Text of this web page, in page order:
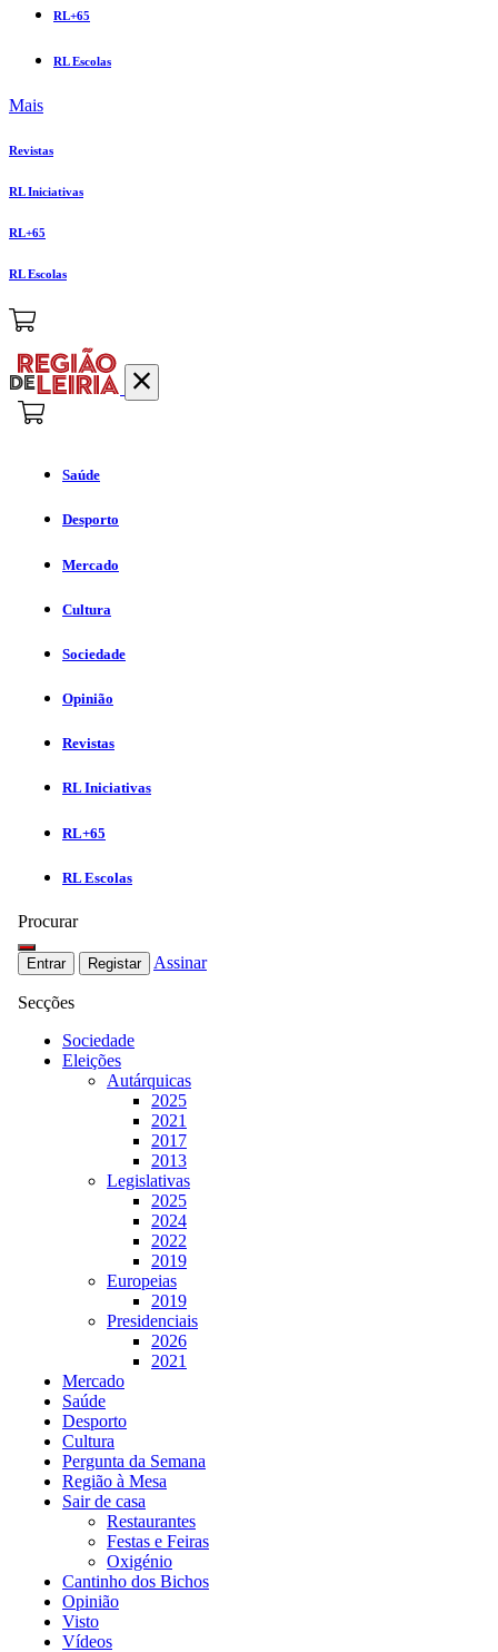
RL+65
RL Escolas
Mais
Revistas
RL Iniciativas
RL+65
RL Escolas
Saúde
Desporto
Mercado
Cultura
Sociedade
Opinião
Revistas
RL Iniciativas
RL+65
RL Escolas
Procurar
Entrar Registar Assinar
Secções
Sociedade
Eleições
Autárquicas
2025
2021
2017
2013
Legislativas
2025
2024
2022
2019
Europeias
2019
Presidenciais
2026
2021
Mercado
Saúde
Desporto
Cultura
Pergunta da Semana
Região à Mesa
Sair de casa
Restaurantes
Festas e Feiras
Oxigénio
Cantinho dos Bichos
Opinião
Visto
Vídeos